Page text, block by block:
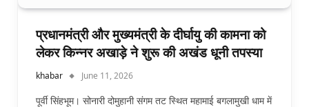
प्रधानमंत्री और मुख्यमंत्री के दीर्घायु की कामना को
लेकर किन्नर अखाड़े ने शुरू की अखंड धूनी तपस्या
khabar June 11, 2026
पूर्वी सिंहभूम। सोनारी दोमुहानी संगम तट स्थित महामाई बगलामुखी धाम में